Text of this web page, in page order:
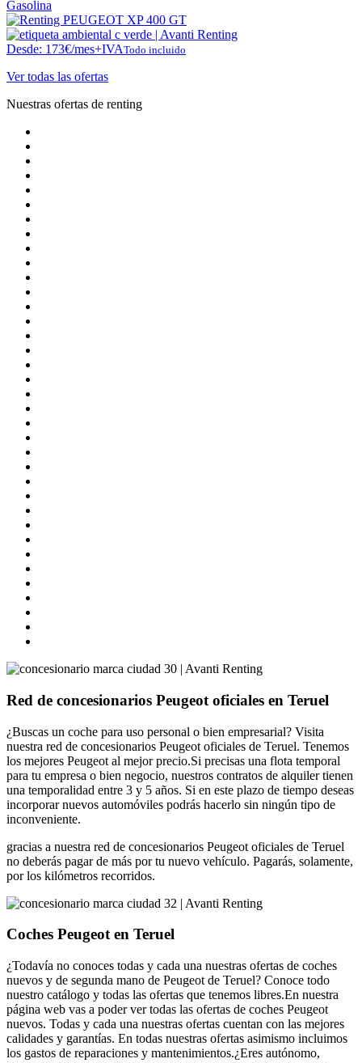
Gasolina
Desde: 173€/mes+IVATodo incluido
Ver todas las ofertas
Nuestras ofertas de renting
Red de concesionarios Peugeot oficiales en Teruel
¿Buscas un coche para uso personal o bien empresarial? Visita
nuestra red de concesionarios Peugeot oficiales de Teruel. Tenemos
los mejores Peugeot al mejor precio.Si precisas una flota temporal
para tu empresa o bien negocio, nuestros contratos de alquiler tienen
una temporalidad entre 3 y 5 años. Si en este plazo de tiempo deseas
incorporar nuevos automóviles podrás hacerlo sin ningún tipo de
inconveniente.
gracias a nuestra red de concesionarios Peugeot oficiales de Teruel
no deberás pagar de más por tu nuevo vehículo. Pagarás, solamente,
por los kilómetros recorridos.
Coches Peugeot en Teruel
¿Todavía no conoces todas y cada una nuestras ofertas de coches
nuevos y de segunda mano de Peugeot de Teruel? Conoce todo
nuestro catálogo y todas las ofertas que tenemos libres.En nuestra
página web vas a poder ver todas las ofertas de coches Peugeot
nuevos. Todas y cada una nuestras ofertas cuentan con las mejores
calidades y garantías. En todas nuestras ofertas asimismo incluimos
los gastos de reparaciones y mantenimientos.¿Eres autónomo,